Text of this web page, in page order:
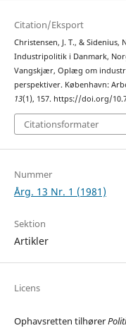
Citation/Eksport
Christensen, J. T., & Sidenius,
Industripolitik i Danmark,
Vangskjær, Oplæg om
perspektiver. København:
13(1), 157. https://doi.org/
Citationsformater
Nummer
Årg. 13 Nr. 1 (1981)
Sektion
Artikler
Licens
Ophavsretten tilhører